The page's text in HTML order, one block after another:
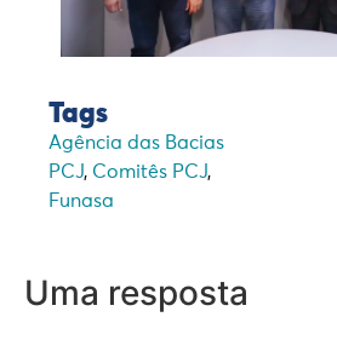
Tags
Agência das Bacias
PCJ, Comitês PCJ,
Funasa
Uma resposta